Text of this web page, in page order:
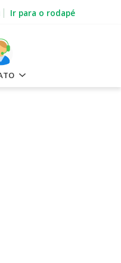
Ir para o rodapé